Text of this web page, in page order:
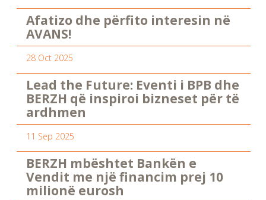
Afatizo dhe përfito interesin në
AVANS!
28 Oct 2025
Lead the Future: Eventi i BPB dhe
BERZH që inspiroi bizneset për të
ardhmen
11 Sep 2025
BERZH mbështet Bankën e
Vendit me një financim prej 10
milionë eurosh